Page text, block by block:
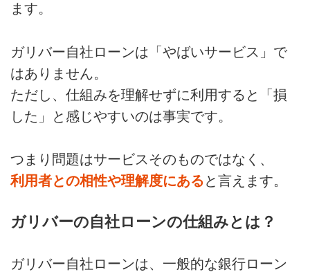
ます。
ガリバー自社ローンは「やばいサービス」で
はありません。
ただし、仕組みを理解せずに利用すると「損
した」と感じやすいのは事実です。
つまり問題はサービスそのものではなく、
利用者との相性や理解度にあると言えます。
ガリバーの自社ローンの仕組みとは？
ガリバー自社ローンは、一般的な銀行ローン